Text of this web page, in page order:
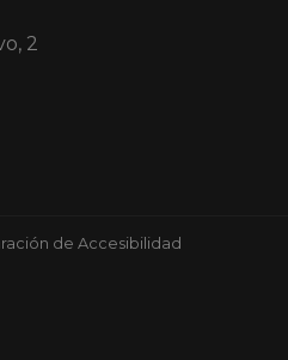
2
de Accesibilidad